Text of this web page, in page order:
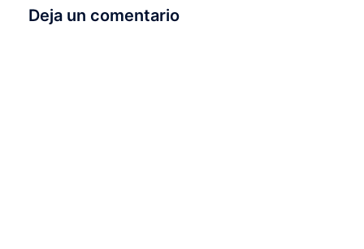
Deja un comentario